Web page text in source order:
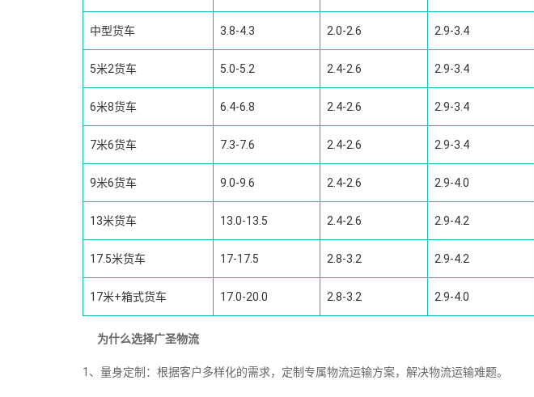
中型货车 3.8-4.3 2.0-2.6 2.9-3.4
5米2货车 5.0-5.2 2.4-2.6 2.9-3.4
6米8货车 6.4-6.8 2.4-2.6 2.9-3.4
7米6货车 7.3-7.6 2.4-2.6 2.9-3.4
9米6货车 9.0-9.6 2.4-2.6 2.9-4.0
13米货车 13.0-13.5 2.4-2.6 2.9-4.2
17.5米货车 17-17.5 2.8-3.2 2.9-4.2
17米+箱式货车 17.0-20.0 2.8-3.2 2.9-4.0
为什么选择广圣物流
1、量身定制：根据客户多样化的需求，定制专属物流运输方案，解决物流运输难题。